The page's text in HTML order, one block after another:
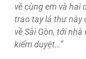
về cùng em và hai
trao tay lá thư này
về Sài Gòn, tới
kiểm duyệt…”